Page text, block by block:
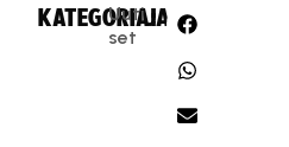
KATEGORIA:
Uuti
set
JAA: